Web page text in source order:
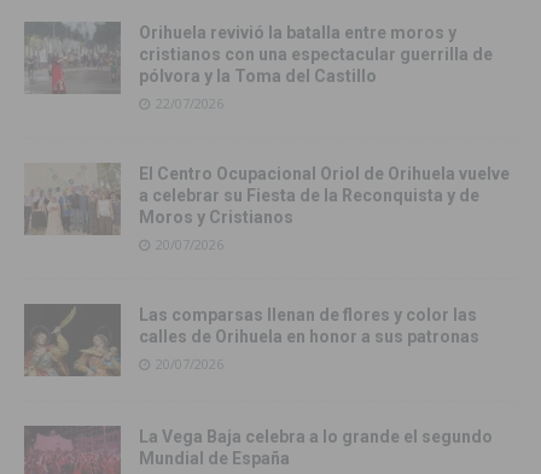
Orihuela revivió la batalla entre moros y
cristianos con una espectacular guerrilla de
pólvora y la Toma del Castillo
22/07/2026
El Centro Ocupacional Oriol de Orihuela vuelve
a celebrar su Fiesta de la Reconquista y de
Moros y Cristianos
20/07/2026
Las comparsas llenan de flores y color las
calles de Orihuela en honor a sus patronas
20/07/2026
La Vega Baja celebra a lo grande el segundo
Mundial de España